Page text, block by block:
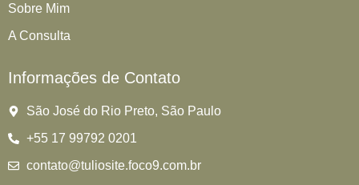
Sobre Mim
A Consulta
Informações de Contato
São José do Rio Preto, São Paulo
+55 17 99792 0201
contato@tuliosite.foco9.com.br